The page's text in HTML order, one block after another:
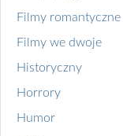
Filmy romantyczne
Filmy we dwoje
Historyczny
Horrory
Humor